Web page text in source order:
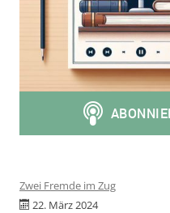
Zwei Fremde im Zug
22. März 2024